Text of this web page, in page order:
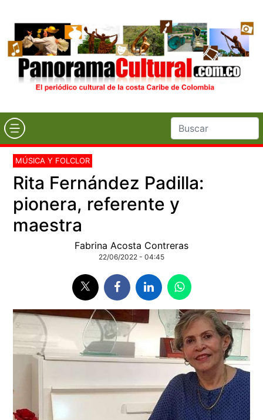
MÚSICA Y FOLCLOR
Rita Fernández Padilla:
pionera, referente y
maestra
Fabrina Acosta Contreras
22/06/2022 - 04:45